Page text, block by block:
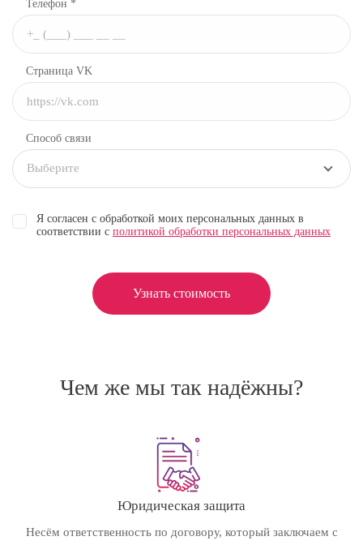
Телефон *
Страница VK
Способ связи
Выберите
Я согласен с обработкой моих персональных данных в
соответствии с политикой обработки персональных данных
Узнать стоимость
Чем же мы так надёжны?
Юридическая защита
Несём ответственность по договору, который заключаем с